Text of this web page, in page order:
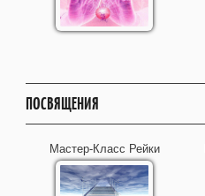
ПОСВЯЩЕНИЯ
Мастер-Класс Рейки